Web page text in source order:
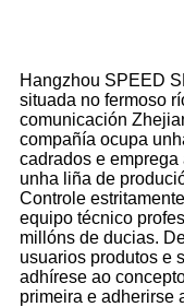
Hangzhou SPEED
situada no fermoso
comunicación
compañía ocupa
cadrados e
unha liña de
Controle
equipo técnico
millóns de ducias.
usuarios produtos e
adhírese ao
primeira e adherirse